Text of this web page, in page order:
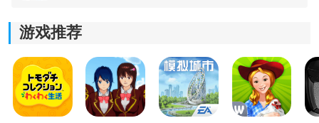
游戏推荐